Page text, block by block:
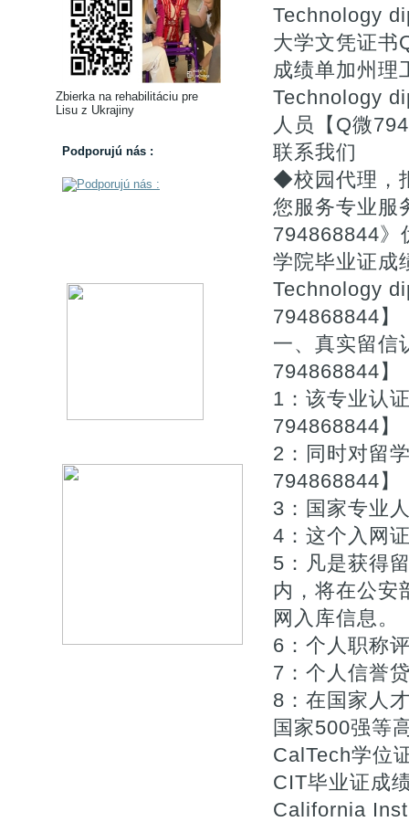
Zbierka na rehabilitáciu pre
Lisu z Ukrajiny
Podporujú nás :
Technology
大学文凭证书
成绩单加州
Technology
人员【Q微
联系我们
◆校园代理，
您服务专业服
794868844》
学院毕业证成
Technology
794868844】
一、真实留信
794868844】
1：该专业认
794868844】
2：同时对留
794868844】
3：国家专业
4：这个入网
5：凡是获得
内，将在公安
网入库信息。
6：个人职称
7：个人信誉
8：在国家人
国家500强等
CalTech学位
CIT毕业证成
California